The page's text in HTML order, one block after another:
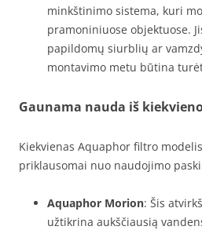
minkštinimo sistema, kuri
pramoniniuose objektuose.
papildomų siurblių ar
montavimo metu būtina
Gaunama nauda iš
Kiekvienas Aquaphor filtro
priklausomai nuo naudojimo
Aquaphor Morion: Šis
užtikrina aukščiausią